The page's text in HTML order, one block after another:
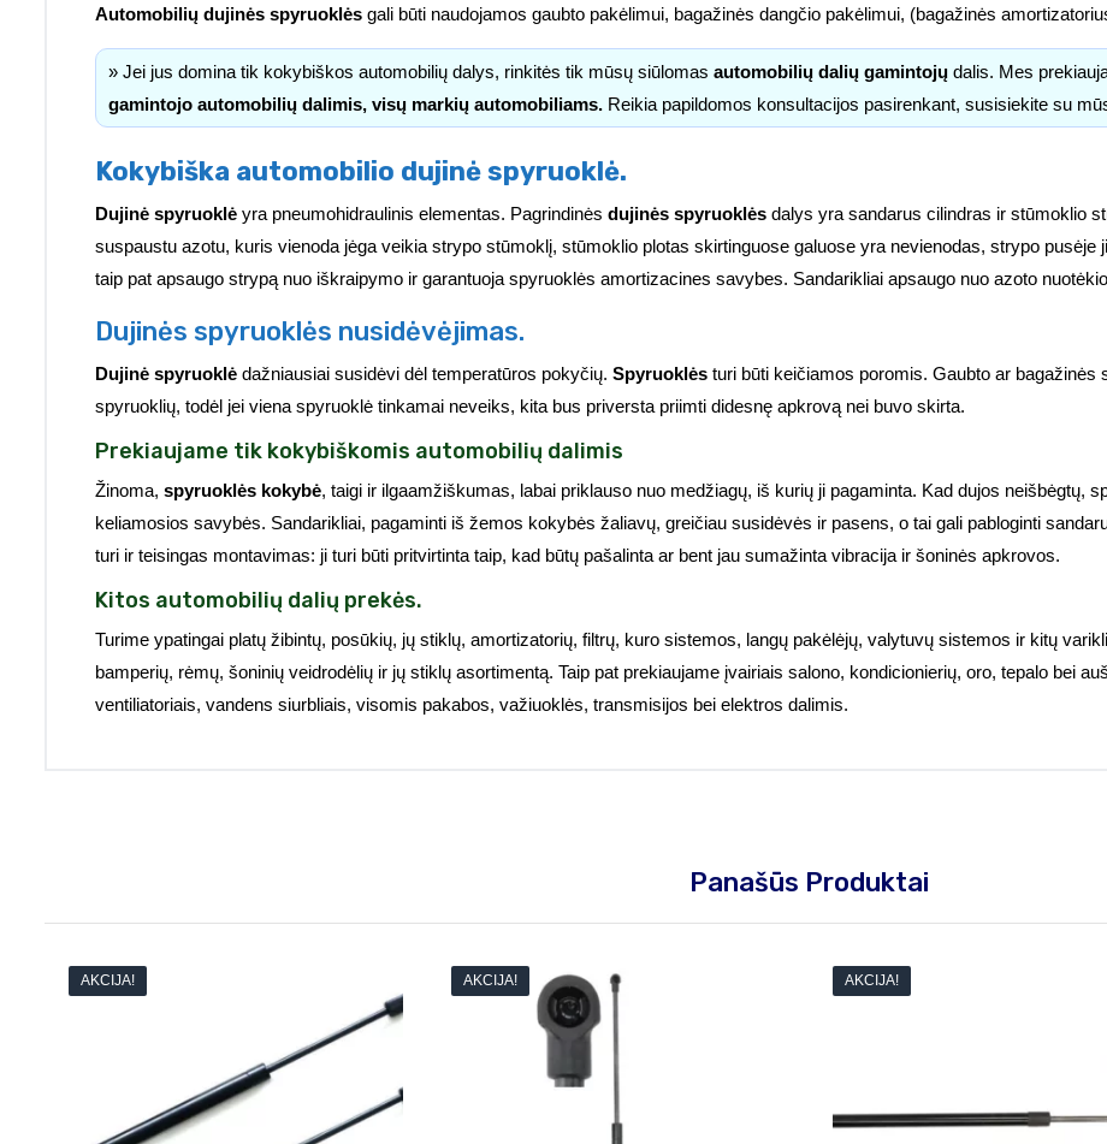
Automobilių dujinės spyruoklės gali būti naudojamos gaubto pakėlimui, bagažinės dangčio pakėlimui, (bagažinės
» Jei jus domina tik kokybiškos automobilių dalys, rinkitės tik mūsų siūlomas automobilių dalių gamintojų dalis. Mes
gamintojo automobilių dalimis, visų markių automobiliams. Reikia papildomos konsultacijos pasirenkant, susisiekite su
Kokybiška automobilio dujinė spyruoklė.
Dujinė spyruoklė yra pneumohidraulinis elementas. Pagrindinės dujinės spyruoklės dalys yra sandarus cilindras ir stūmoklio
suspaustu azotu, kuris vienoda jėga veikia strypo stūmoklį, stūmoklio plotas skirtinguose galuose yra nevienodas, strypo
taip pat apsaugo strypą nuo iškraipymo ir garantuoja spyruoklės amortizacines savybes. Sandarikliai apsaugo nuo azoto
Dujinės spyruoklės nusidėvėjimas.
Dujinė spyruoklė dažniausiai susidėvi dėl temperatūros pokyčių. Spyruoklės turi būti keičiamos poromis. Gaubto ar
spyruoklių, todėl jei viena spyruoklė tinkamai neveiks, kita bus priversta priimti didesnę apkrovą nei buvo skirta.
Prekiaujame tik kokybiškomis automobilių dalimis
Žinoma, spyruoklės kokybė, taigi ir ilgaamžiškumas, labai priklauso nuo medžiagų, iš kurių ji pagaminta. Kad dujos neišbėgtų,
keliamosios savybės. Sandarikliai, pagaminti iš žemos kokybės žaliavų, greičiau susidėvės ir pasens, o tai gali pabloginti
turi ir teisingas montavimas: ji turi būti pritvirtinta taip, kad būtų pašalinta ar bent jau sumažinta vibracija ir šoninės apkrovos.
Kitos automobilių dalių prekės.
Turime ypatingai platų žibintų, posūkių, jų stiklų, amortizatorių, filtrų, kuro sistemos, langų pakėlėjų, valytuvų sistemos ir kitų
bamperių, rėmų, šoninių veidrodėlių ir jų stiklų asortimentą. Taip pat prekiaujame įvairiais salono, kondicionierių, oro, tepalo bei
ventiliatoriais, vandens siurbliais, visomis pakabos, važiuoklės, transmisijos bei elektros dalimis.
Panašūs Produktai
AKCIJA! AKCIJA! AKCIJA!